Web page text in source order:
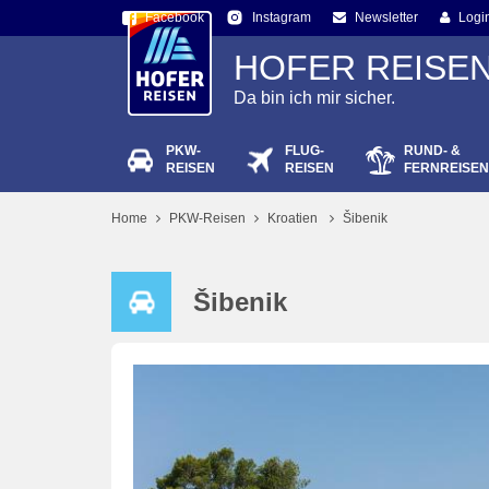
Facebook Instagram Newsletter
HOFER
Da bin ich mir sicher.
PKW-
REISEN
FLUG-
REISEN
RUND- &
FERNREISEN
Home PKW-Reisen Kroatien Šibenik
Šibenik